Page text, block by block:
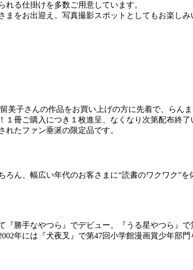
る仕掛けを多数ご用意しています。
まをお出迎え。写真撮影スポットとしてもお楽しみ
美子さんの作品をお買い上げの方に先着で、らん
冊ご購入につき１枚進呈、なくなり次第配布終了
たファン垂涎の限定品です。
ろん、幅広い年代のお客さまに“読書のワクワク”
『勝手なやつら』でデビュー。『うる星やつら』
年には『犬夜叉』で第47回小学館漫画賞少年部